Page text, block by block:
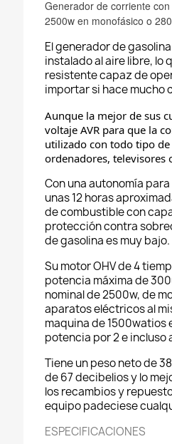
Generador de corriente
2500w en monofásico o
El generador de
instalado al aire libre, lo
resistente capaz de
importar si hace mucho
Aunque la mejor de sus
voltaje AVR para que la
utilizado con todo tipo
ordenadores, televisores
Con una autonomía
unas 12 horas
de combustible con
protección contra
de gasolina es muy bajo.
Su motor OHV de 4
potencia máxima de
nominal de 2500w, de
aparatos eléctricos al
maquina de 1500watios
potencia por 2 e incluso
Tiene un peso neto de
de 67 decibelios y lo
los recambios y
equipo padeciese
ESPECIFICACIONES